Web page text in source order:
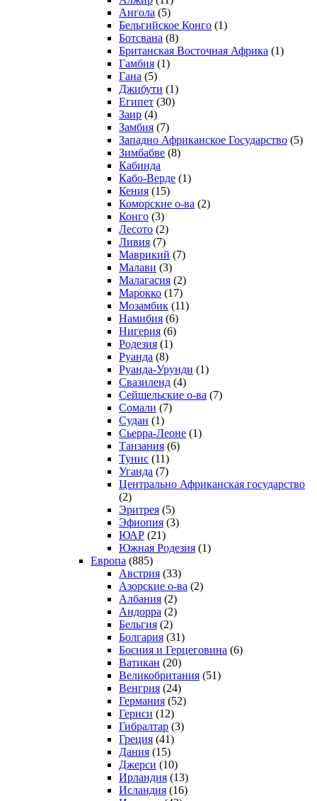
Ангола (5)
Бельгийское Конго (1)
Ботсвана (8)
Британская Восточная Африка (1)
Гамбия (1)
Гана (5)
Джибути (1)
Египет (30)
Заир (4)
Замбия (7)
Западно Африканское Государство (5)
Зимбабве (8)
Кабинда
Кабо-Верде (1)
Кения (15)
Коморские о-ва (2)
Конго (3)
Лесото (2)
Ливия (7)
Маврикий (7)
Малави (3)
Малагасия (2)
Марокко (17)
Мозамбик (11)
Намибия (6)
Нигерия (6)
Родезия (1)
Руанда (8)
Руанда-Урунди (1)
Свазиленд (4)
Сейшельские о-ва (7)
Сомали (7)
Судан (1)
Сьерра-Леоне (1)
Танзания (6)
Тунис (11)
Уганда (7)
Центрально Африканская государство
(2)
Эритрея (5)
Эфиопия (3)
ЮАР (21)
Южная Родезия (1)
Европа (885)
Австрия (33)
Азорские о-ва (2)
Албания (2)
Андорра (2)
Бельгия (2)
Болгария (31)
Босния и Герцеговина (6)
Ватикан (20)
Великобритания (51)
Венгрия (24)
Германия (52)
Гернси (12)
Гибралтар (3)
Греция (41)
Дания (15)
Джерси (10)
Ирландия (13)
Исландия (16)